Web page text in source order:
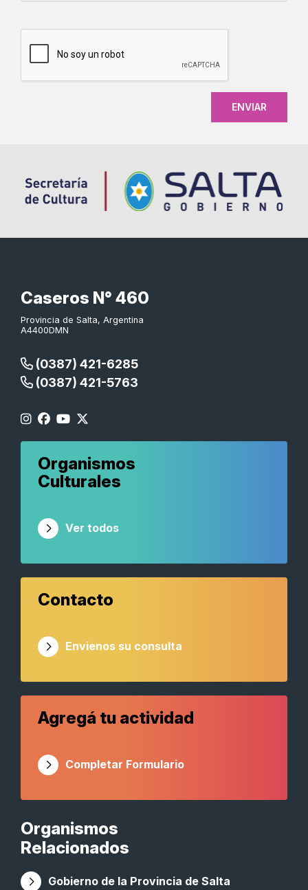
Caseros N° 460
Provincia de Salta, Argentina
A4400DMN
(0387) 421-6285
(0387) 421-5763
Organismos
Relacionados
Gobierno de la Provincia de Salta
Organismos
Culturales
Ver todos
Contacto
Envienos su consulta
Agregá tu actividad
Completar Formulario